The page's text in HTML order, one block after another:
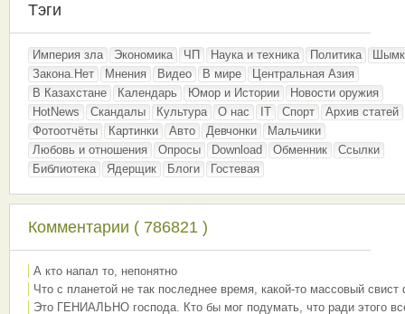
Тэги
Империя зла Экономика ЧП Наука и техника Политика
Закона.Нет
Мнения Видео В мире
Центральная Азия
В Казахстане
Календарь Юмор и Истории
Новости оружия
HotNews
Скандалы Культура О нас IT Спорт
Архив статей
Фотоотчёты
Картинки Авто Девчонки
Мальчики
Любовь и отношения
Опросы Download Обменник
Ссылки
Библиотека
Ядерщик Блоги Гостевая
Комментарии ( 786821 )
А кто напал то, непонятно
Что с планетой не так последнее время, какой-то массовый свист
Это ГЕНИАЛЬНО господа. Кто бы мог подумать, что ради этого